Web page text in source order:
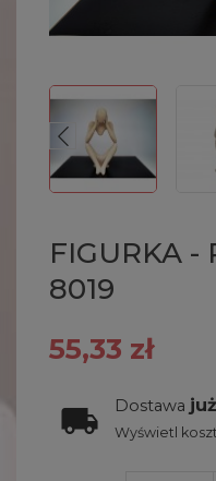
FIGURKA -
8019
55,33 zł
Dostawa
Wyświetl koszt